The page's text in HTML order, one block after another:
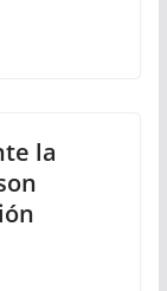
la